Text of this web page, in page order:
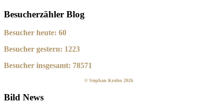
Besucherzähler Blog
Besucher heute: 60
Besucher gestern: 1223
Besucher insgesamt: 78571
© Stephan Krohn 2026
Bild News